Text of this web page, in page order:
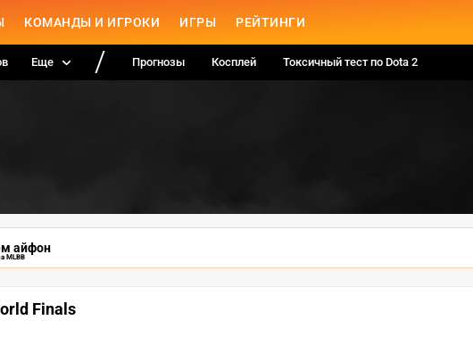
КОМАНДЫ И ИГРОКИ ИГРЫ РЕЙТИНГИ
Еще Прогнозы Косплей Токсичный тест по Dota 2
айфон
MLBB
Finals